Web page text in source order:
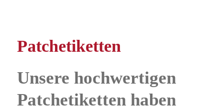
Patchetiketten
Unsere hochwertigen
Patchetiketten haben